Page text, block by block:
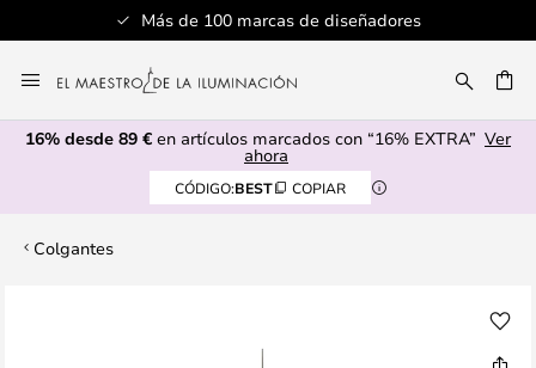
Más de 100 marcas de diseñadores
al
contenido
16% desde 89 € en artículos marcados con “16% EXTRA” Ver
ahora
CÓDIGO:BEST COPIAR
Colgantes